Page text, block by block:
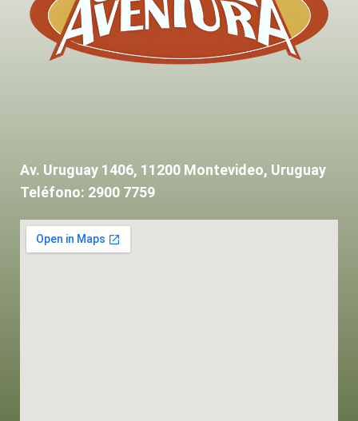
Av. Uruguay 1406, 11200 Montevideo, Uruguay
Teléfono: 2900 7759